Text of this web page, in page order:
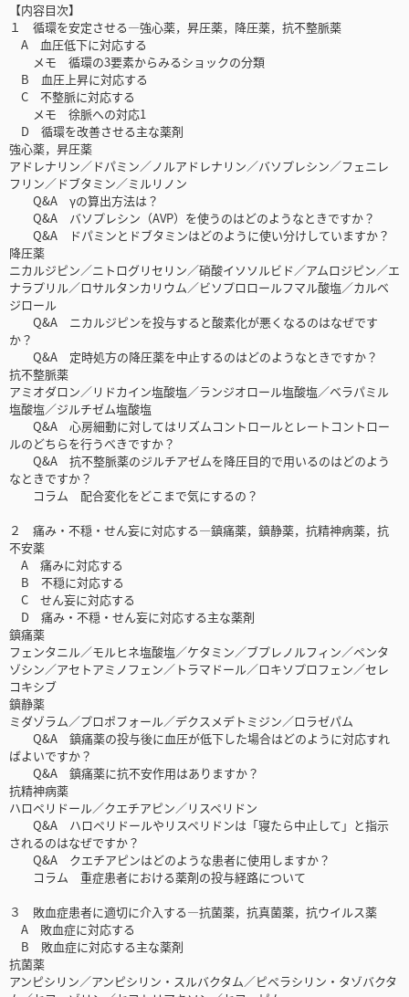
【内容目次】
１ 循環を安定させる―強心薬，昇圧薬，降圧薬，抗不整脈薬
A 血圧低下に対応する
メモ 循環の3要素からみるショックの分類
B 血圧上昇に対応する
C 不整脈に対応する
メモ 徐脈への対応1
D 循環を改善させる主な薬剤
強心薬，昇圧薬
アドレナリン／ドパミン／ノルアドレナリン／バソプレシン／フェニレ
フリン／ドブタミン／ミルリノン
Q&A γの算出方法は？
Q&A バソプレシン（AVP）を使うのはどのようなときですか？
Q&A ドパミンとドブタミンはどのように使い分けしていますか？
降圧薬
ニカルジピン／ニトログリセリン／硝酸イソソルビド／アムロジピン／エ
ナラプリル／ロサルタンカリウム／ビソプロロールフマル酸塩／カルベ
ジロール
Q&A ニカルジピンを投与すると酸素化が悪くなるのはなぜです
か？
Q&A 定時処方の降圧薬を中止するのはどのようなときですか？
抗不整脈薬
アミオダロン／リドカイン塩酸塩／ランジオロール塩酸塩／ベラパミル
塩酸塩／ジルチゼム塩酸塩
Q&A 心房細動に対してはリズムコントロールとレートコントロー
ルのどちらを行うべきですか？
Q&A 抗不整脈薬のジルチアゼムを降圧目的で用いるのはどのよう
なときですか？
コラム 配合変化をどこまで気にするの？
２ 痛み・不穏・せん妄に対応する―鎮痛薬，鎮静薬，抗精神病薬，抗
不安薬
A 痛みに対応する
B 不穏に対応する
C せん妄に対応する
D 痛み・不穏・せん妄に対応する主な薬剤
鎮痛薬
フェンタニル／モルヒネ塩酸塩／ケタミン／ブプレノルフィン／ペンタ
ゾシン／アセトアミノフェン／トラマドール／ロキソプロフェン／セレ
コキシブ
鎮静薬
ミダゾラム／プロポフォール／デクスメデトミジン／ロラゼパム
Q&A 鎮痛薬の投与後に血圧が低下した場合はどのように対応すれ
ばよいですか？
Q&A 鎮痛薬に抗不安作用はありますか？
抗精神病薬
ハロペリドール／クエチアピン／リスペリドン
Q&A ハロペリドールやリスペリドンは「寝たら中止して」と指示
されるのはなぜですか？
Q&A クエチアピンはどのような患者に使用しますか？
コラム 重症患者における薬剤の投与経路について
３ 敗血症患者に適切に介入する―抗菌薬，抗真菌薬，抗ウイルス薬
A 敗血症に対応する
B 敗血症に対応する主な薬剤
抗菌薬
アンピシリン／アンピシリン・スルバクタム／ピペラシリン・タゾバクタ